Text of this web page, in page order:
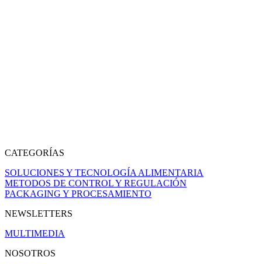
CATEGORÍAS
SOLUCIONES Y TECNOLOGÍA ALIMENTARIA
METODOS DE CONTROL Y REGULACIÓN
PACKAGING Y PROCESAMIENTO
NEWSLETTERS
MULTIMEDIA
NOSOTROS